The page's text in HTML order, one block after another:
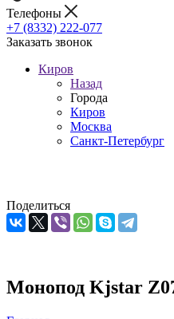
Телефоны
+7 (8332) 222-077
Заказать звонок
Киров
Назад
Города
Киров
Москва
Санкт-Петербург
Поделиться
Монопод Kjstar